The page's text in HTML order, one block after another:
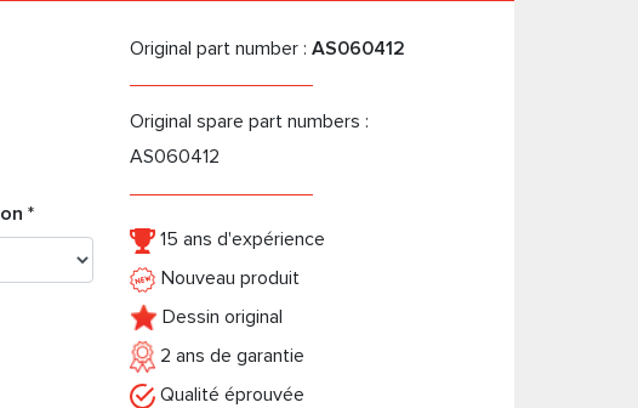
*
Original part number : AS060412
Original spare part numbers :
AS060412
15 ans d'expérience
Nouveau produit
Dessin original
2 ans de garantie
Qualité éprouvée